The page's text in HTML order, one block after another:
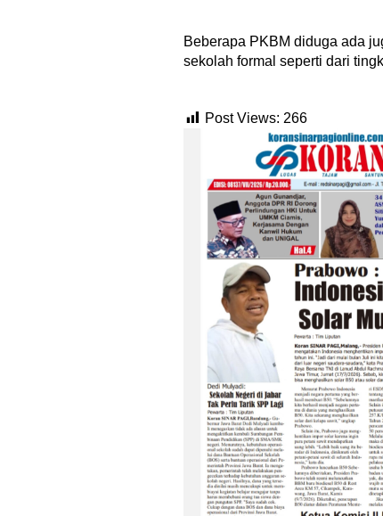
‎Beberapa PKBM diduga ada
sekolah formal seperti dari
Post Views: 266
‎Bupati
Akar